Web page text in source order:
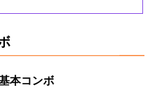
本コンボ